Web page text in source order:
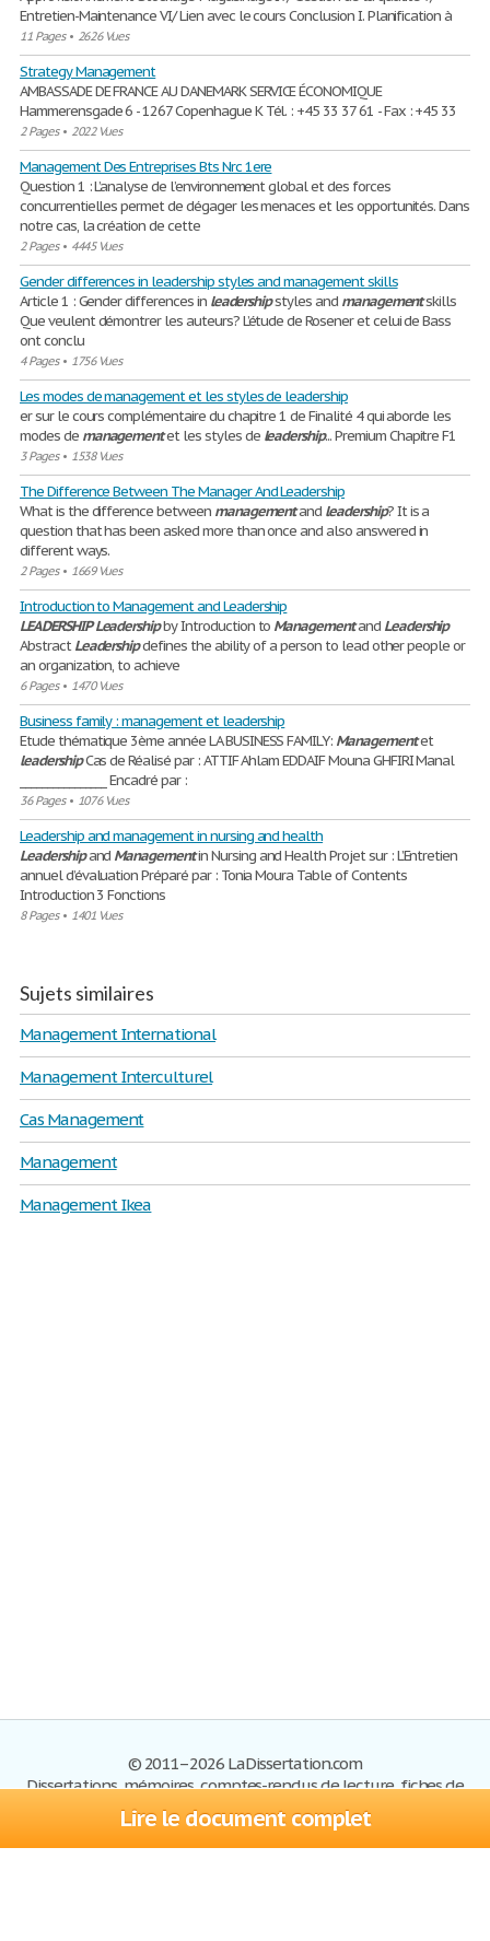
Lire le document complet
Entretien-Maintenance VI/ Lien avec le cours Conclusion I. Planification à
11 Pages• 2626 Vues
Strategy Management
AMBASSADE DE FRANCE AU DANEMARK SERVICE ÉCONOMIQUE
Hammerensgade 6 - 1267 Copenhague K Tél. : +45 33 37 61 - Fax : +45 33
2 Pages• 2022 Vues
Management Des Entreprises Bts Nrc 1ere
Question 1 : L’analyse de l’environnement global et des forces
concurrentielles permet de dégager les menaces et les opportunités. Dans
notre cas, la création de cette
2 Pages• 4445 Vues
Gender differences in leadership styles and management skills
Article 1 : Gender differences in leadershipstyles and managementskills
Que veulent démontrer les auteurs? L’étude de Rosener et celui de Bass
ont conclu
4 Pages• 1756 Vues
Les modes de management et les styles de leadership
er sur le cours complémentaire du chapitre 1 de Finalité 4 qui aborde les
modes de managementet les styles de leadership... Premium Chapitre F1
3 Pages• 1538 Vues
The Difference Between The Manager And Leadership
What is the difference between managementand leadership? It is a
question that has been asked more than once and also answered in
different ways.
2 Pages• 1669 Vues
Introduction to Management and Leadership
LEADERSHIPLeadershipby Introduction to Managementand Leadership
AbstractLeadershipdefines the ability of a person to lead other people or
an organization, to achieve
6 Pages• 1470 Vues
Business family : management et leadership
Etude thématique 3ème année LA BUSINESS FAMILY: Managementet
leadershipCas de Réalisé par : ATTIF Ahlam EDDAIF Mouna GHFIRI Manal
________________ Encadré par :
36 Pages• 1076 Vues
Leadership and management in nursing and health
Leadershipand Managementin Nursing and Health Projet sur : L’Entretien
annuel d’évaluation Préparé par : Tonia Moura Table of Contents
Introduction 3 Fonctions
8 Pages• 1401 Vues
Sujets similaires
Management International
Management Interculturel
Cas Management
Management
Management Ikea
© 2011–2026 LaDissertation.com
Dissertations, mémoires, comptes-rendus de lecture, fiches de
lectures, exemples du BAC